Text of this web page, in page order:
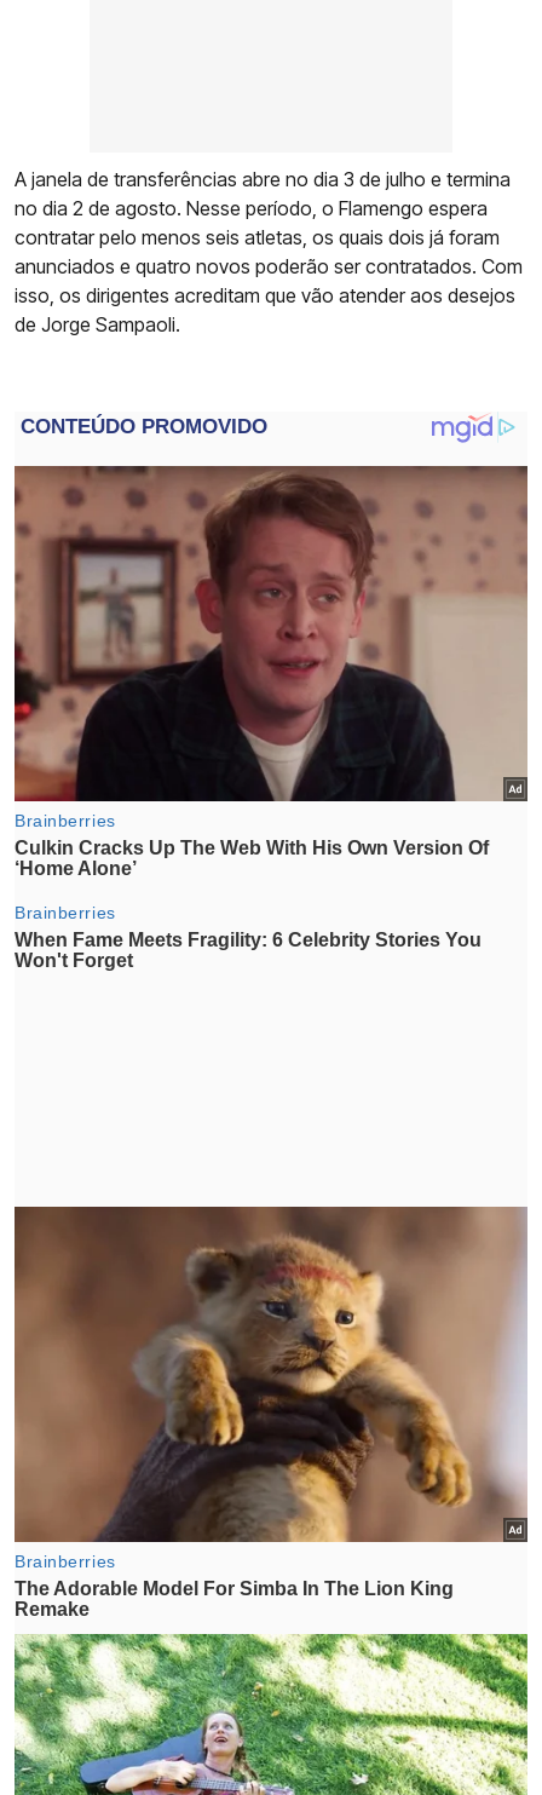
A janela de transferências abre no dia 3 de julho e termina
no dia 2 de agosto. Nesse período, o Flamengo espera
contratar pelo menos seis atletas, os quais dois já foram
anunciados e quatro novos poderão ser contratados. Com
isso, os dirigentes acreditam que vão atender aos desejos
de Jorge Sampaoli.